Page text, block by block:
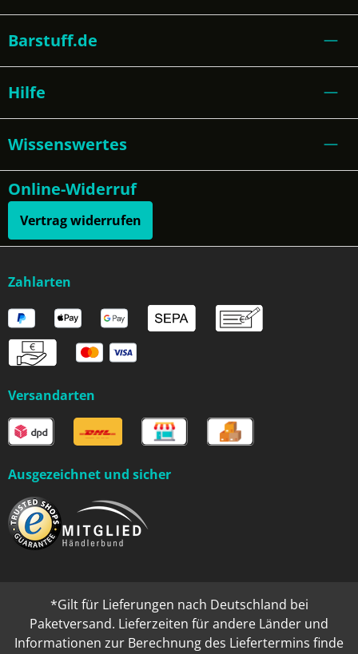
Barstuff.de
Hilfe
Wissenswertes
Online-Widerruf
Vertrag widerrufen
Zahlarten
Versandarten
Ausgezeichnet und sicher
*Gilt für Lieferungen nach Deutschland bei
Paketversand. Lieferzeiten für andere Länder und
Informationen zur Berechnung des Liefertermins finde